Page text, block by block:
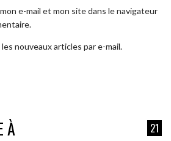
e-mail et mon site dans le navigateur
nouveaux articles par e-mail.
À 21